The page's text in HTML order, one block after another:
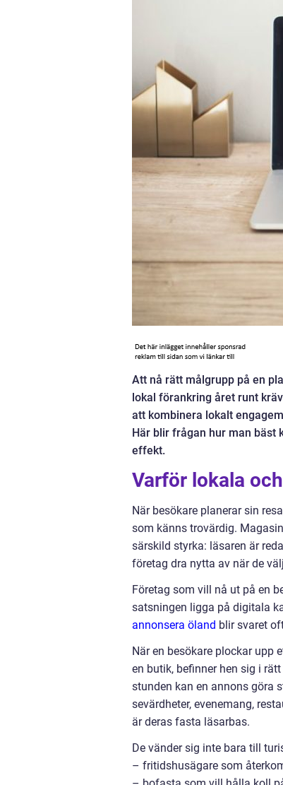
Att nå rätt målgrupp på en
lokal förankring året runt
att kombinera lokalt
Här blir frågan hur man bäst
effekt.
Varför lokala
När besökare planerar sin
som känns trovärdig.
särskild styrka: läsaren är
företag dra nytta av när de
Företag som vill nå ut på en
satsningen ligga på digitala
annonsera öland blir svaret
När en besökare plockar upp
en butik, befinner hen sig i
stunden kan en annons göra
sevärdheter, evenemang,
är deras fasta läsarbas.
De vänder sig inte bara till
– fritidshusägare som